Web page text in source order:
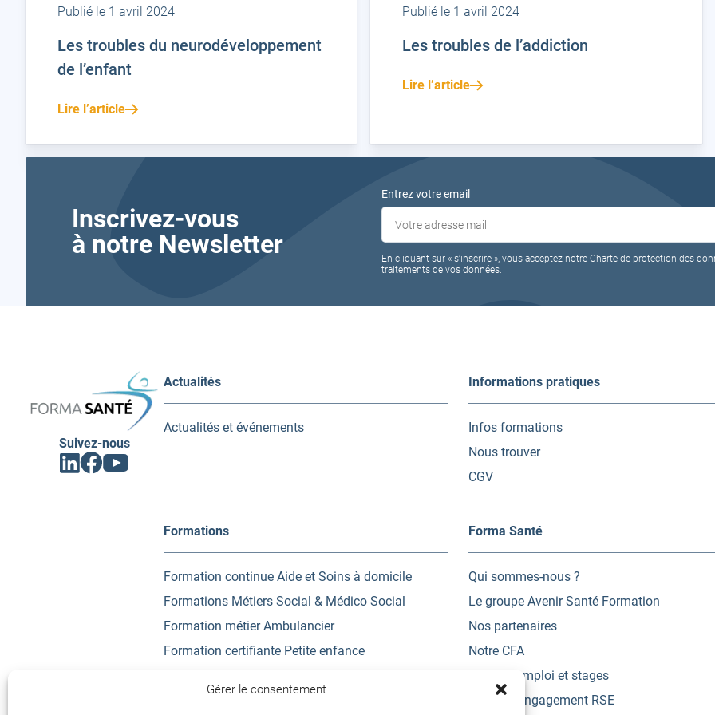
Gérer le consentement
Publié le 1 avril 2024
Les troubles du neurodéveloppement
de l’enfant
Lire l’article
Publié le 1 avril 2024
Les troubles de l’addiction
Lire l’article
Inscrivez-vous
à notre Newsletter
Entrez votre email
En cliquant sur « s’inscrire », vous acceptez notre Charte de protection des
traitements de vos données.
Suivez-nous
Linkedin
(ouvrir
Facebook
(ouvrir
Youtube
(ouvrir
onglet)
Actualités
Actualités et événements
Informations pratiques
Infos formations
Nous trouver
CGV
Formations
Formation continue Aide et Soins à domicile
Formations Métiers Social & Médico Social
Formation métier Ambulancier
Formation certifiante Petite enfance
Forma Santé
Qui sommes-nous ?
Le groupe Avenir Santé Formation
Nos partenaires
Notre CFA
Offres d’emploi et stages
Charte d’engagement RSE